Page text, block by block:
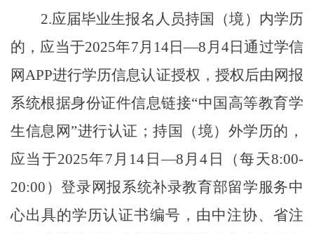
2.应届毕业生报名人员持国 （境） 内学历
的，应当于2025年7月14日—8月4日通过学信
网APP进行学历信息认证授权，授权后由网报
系统根据身份证件信息链接“中国高等教育学
生信息网”进行认证；持国（境）外学历的，
应当于2025年7月14日—8月4日（每天8:00-
20:00）登录网报系统补录教育部留学服务中
心出具的学历认证书编号，由中注协、省注